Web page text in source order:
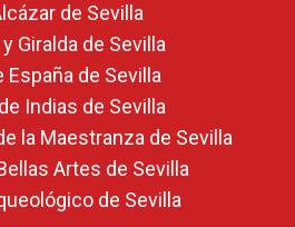
de Sevilla
Giralda de Sevilla
España de Sevilla
Indias de Sevilla
la Maestranza de Sevilla
Artes de Sevilla
de Sevilla